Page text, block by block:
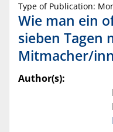
Type of Publication:
Wie man ein
sieben Tagen
Mitmacher/
Author(s):